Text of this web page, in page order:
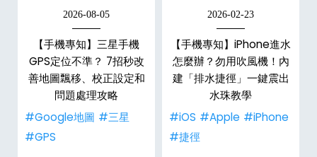
2026-08-05
【手機專知】三星手機
GPS定位不準？ 7招秒改
善地圖飄移、校正設定和
問題處理攻略
#Google地圖 #三星
#GPS
2026-02-23
【手機專知】iPhone進水
怎麼辦？勿用吹風機！內
建「排水捷徑」一鍵震出
水珠教學
#iOS #Apple #iPhone
#捷徑